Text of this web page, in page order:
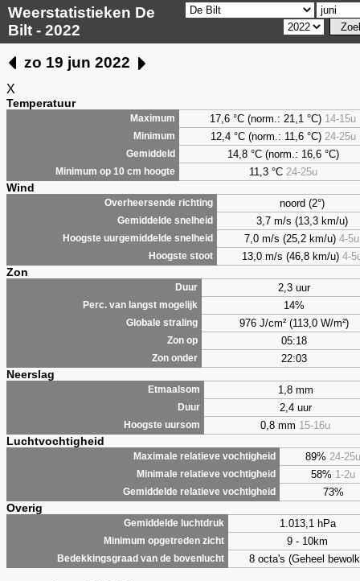
Weerstatistieken De
Bilt - 2022
zo 19 jun 2022
X
Temperatuur
Maximum 17,6 °C (norm.: 21,1 °C) 14-15u
Minimum 12,4 °C (norm.: 11,6 °C) 24-25u
Gemiddeld 14,8 °C (norm.: 16,6 °C)
Minimum op 10 cm hoogte 11,3 °C 24-25u
Wind
Overheersende richting noord (2°)
Gemiddelde snelheid 3,7 m/s (13,3 km/u)
Hoogste uurgemiddelde snelheid 7,0 m/s (25,2 km/u) 4-5u
Hoogste stoot 13,0 m/s (46,8 km/u) 4-
Zon
Duur 2,3 uur
Perc. van langst mogelijk 14%
Globale straling 976 J/cm² (113,0 W/m²)
Zon op 05:18
Zon onder 22:03
Neerslag
Etmaalsom 1,8 mm
Duur 2,4 uur
Hoogste uursom 0,8 mm 15-16u
Luchtvochtigheid
Maximale relatieve vochtigheid 89% 24-25u
Minimale relatieve vochtigheid 58% 1-2u
Gemiddelde relatieve vochtigheid 73%
Overig
Gemiddelde luchtdruk 1.013,1 hPa
Minimum opgetreden zicht 9 - 10km
Bedekkingsgraad van de bovenlucht 8 octa's (Geheel